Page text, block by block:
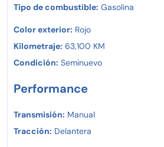
Tipo de combustible: Gasolina
Color exterior: Rojo
Kilometraje: 63,100 KM
Condición: Seminuevo
Performance
Transmisión: Manual
Tracción: Delantera